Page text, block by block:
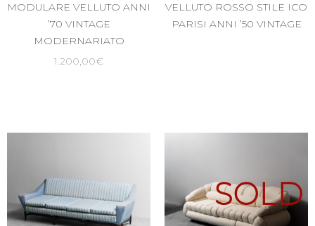
MODULARE VELLUTO ANNI
’70 VINTAGE
MODERNARIATO
1.200,00€
VELLUTO ROSSO STILE ICO
PARISI ANNI ’50 VINTAGE
SOLD